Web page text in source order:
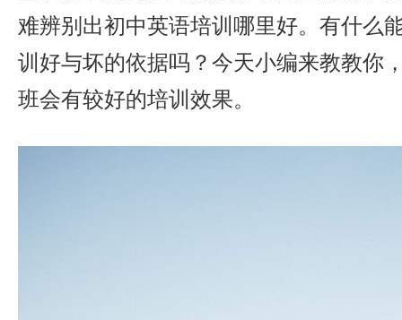
难辨别出初中英语培训哪里好。有什么
训好与坏的依据吗？今天小编来教教你
班会有较好的培训效果。